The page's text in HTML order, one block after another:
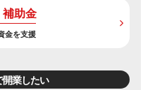
助金
金を支援
業したい